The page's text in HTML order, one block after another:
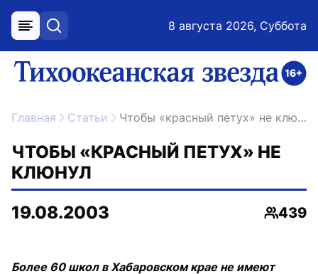
меню поиск 8 августа 2026, Суббота
ссылка на главную
Главная Статьи Чтобы «красный петух» не клюнул
ЧТОБЫ «КРАСНЫЙ ПЕТУХ» НЕ
КЛЮНУЛ
19.08.2003
439
Более 60 школ в Хабаровском крае не имеют